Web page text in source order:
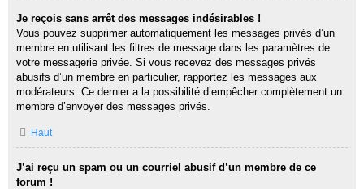
Je reçois sans arrêt des messages indésirables !
Vous pouvez supprimer automatiquement les messages privés d’un
membre en utilisant les filtres de message dans les paramètres de
votre messagerie privée. Si vous recevez des messages privés
abusifs d’un membre en particulier, rapportez les messages aux
modérateurs. Ce dernier a la possibilité d’empêcher complètement un
membre d’envoyer des messages privés.
Haut
J’ai reçu un spam ou un courriel abusif d’un membre de ce
forum !